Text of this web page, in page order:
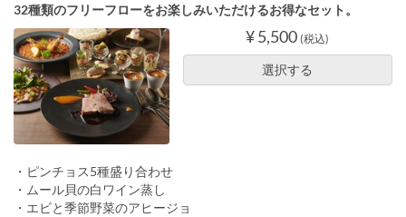
32種類のフリーフローをお楽しみいただけるお得なセット。
¥ 5,500 (税込)
選択する
・ピンチョス5種盛り合わせ
・ムール貝の白ワイン蒸し
・エビと季節野菜のアヒージョ